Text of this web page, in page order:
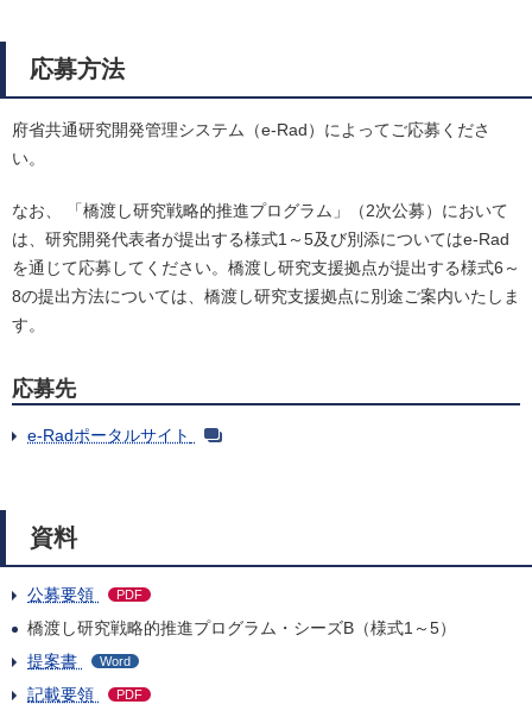
応募方法
府省共通研究開発管理システム（e-Rad）によってご応募くださ
い。
なお、 「橋渡し研究戦略的推進プログラム」（2次公募）において
は、研究開発代表者が提出する様式1～5及び別添についてはe-Rad
を通じて応募してください。橋渡し研究支援拠点が提出する様式6～
8の提出方法については、橋渡し研究支援拠点に別途ご案内いたしま
す。
応募先
e-Radポータルサイト
資料
公募要領 PDF
橋渡し研究戦略的推進プログラム・シーズB（様式1～5）
提案書
Word
記載要領 PDF